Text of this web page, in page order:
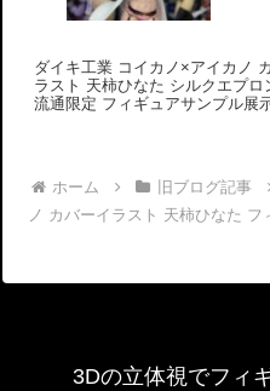
ダイキ工業 コイカノ×アイカノ
ラスト 天柿ひなた シルクエプロ
流通限定 フィギュアサンプル展
ホーム 旧ブログ記事
ノ カバーイラスト 天柿ひなた フ
3Dの立体視でフィ